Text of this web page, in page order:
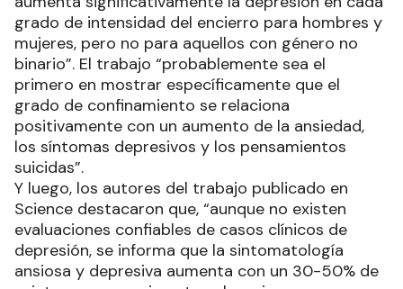
grado de intensidad del encierro para hombres y
mujeres, pero no para aquellos con género no
binario”. El trabajo “probablemente sea el
primero en mostrar específicamente que el
grado de confinamiento se relaciona
positivamente con un aumento de la ansiedad,
los síntomas depresivos y los pensamientos
suicidas”.
Y luego, los autores del trabajo publicado en
Science destacaron que, “aunque no existen
evaluaciones confiables de casos clínicos de
depresión, se informa que la sintomatología
ansiosa y depresiva aumenta con un 30-50% de